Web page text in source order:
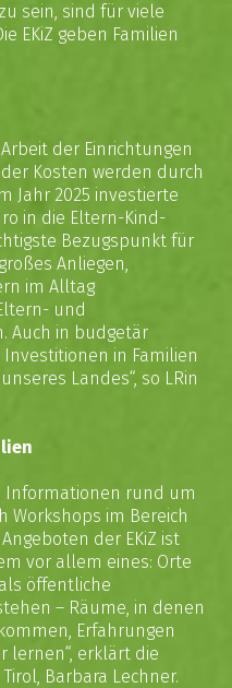
sein, sind für viele
EKiZ geben Familien
der Einrichtungen
Kosten werden durch
Jahr 2025 investierte
in die Eltern-Kind-
Bezugspunkt für
Anliegen,
im Alltag
und
Auch in budgetär
in Familien
Landes“, so LRin
Informationen rund um
Workshops im Bereich
der EKiZ ist
vor allem eines: Orte
öffentliche
– Räume, in denen
Erfahrungen
lernen“, erklärt die
Barbara Lechner.